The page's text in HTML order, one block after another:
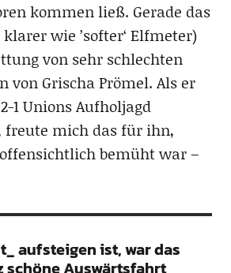
kommen ließ. Gerade das
wie ’softer‘ Elfmeter)
von sehr schlechten
von Grischa Prömel. Als er
1 Unions Aufholjagd
freute mich das für ihn,
bemüht war –
aufsteigen ist, war das